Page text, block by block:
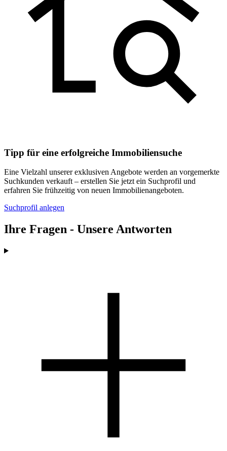
Tipp für eine erfolgreiche Immobiliensuche
Eine Vielzahl unserer exklusiven Angebote werden an vorgemerkte
Suchkunden verkauft – erstellen Sie jetzt ein Suchprofil und
erfahren Sie frühzeitig von neuen Immobilienangeboten.
Suchprofil anlegen
Ihre Fragen - Unsere Antworten